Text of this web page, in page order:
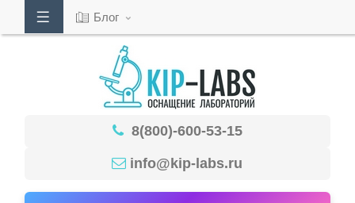
Блог
8(800)-600-53-15
info@kip-labs.ru